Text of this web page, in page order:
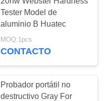
Tester Model de
aluminio B Huatec
MOQ:1pcs
CONTACTO
Probador portátil no
destructivo Gray For